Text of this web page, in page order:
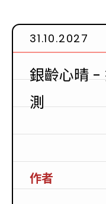
31.10.2027
銀齡心晴 -
測
作者